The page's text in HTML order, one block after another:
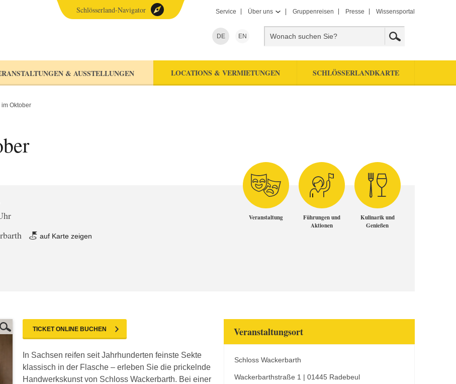
Service Über uns Gruppenreisen Presse Wissensportal
DE EN
& AUSSTELLUNGEN LOCATIONS & VERMIETUNGEN SCHLÖSSERLANDKARTE
Schlösserland-Navigator
Oktober
auf Karte zeigen
Veranstaltung
Führungen und
Aktionen
Kulinarik und
Genießen
TICKET ONLINE BUCHEN
In Sachsen reifen seit Jahrhunderten feinste Sekte
klassisch in der Flasche – erleben Sie die prickelnde
Handwerkskunst von Schloss Wackerbarth. Bei einer
Veranstaltungsort
Schloss Wackerbarth
Wackerbarthstraße 1 | 01445 Radebeul